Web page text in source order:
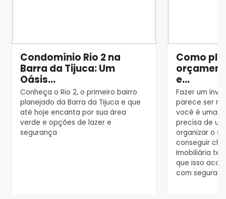
Condomínio Rio 2 na
Barra da Tijuca: Um
Oásis...
Conheça o Rio 2, o primeiro bairro
planejado da Barra da Tijuca e que
até hoje encanta por sua área
verde e opções de lazer e
segurança
Como
e...
Fazer um
parece ser
você é uma
precisa de
organizar o
conseguir
Imobiliária
que isso
com